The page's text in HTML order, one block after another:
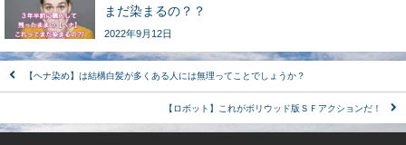
まだ染まるの？？
2022年9月12日
【ヘナ染め】は結構白髪が多くある人には無理ってことでしょうか？
【ロボット】これがボリウッド版ＳＦアクションだ！